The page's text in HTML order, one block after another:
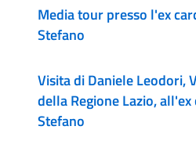
Media tour presso l'ex
Stefano
Visita di Daniele Leodori,
della Regione Lazio,
Stefano